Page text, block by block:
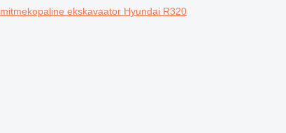
mitmekopaline ekskavaator Hyundai R320